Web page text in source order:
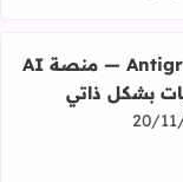
Google تطلق Antigravity — منصة AI
20/